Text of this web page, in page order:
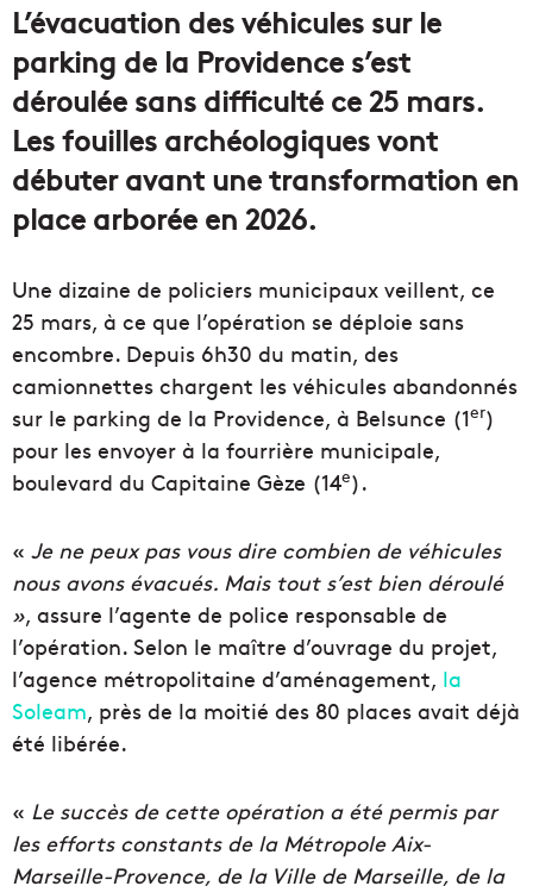
L’évacuation des véhicules sur le
parking de la Providence s’est
déroulée sans difficulté ce 25 mars.
Les fouilles archéologiques vont
débuter avant une transformation en
place arborée en 2026.
Une dizaine de policiers municipaux veillent, ce
25 mars, à ce que l’opération se déploie sans
encombre. Depuis 6h30 du matin, des
camionnettes chargent les véhicules abandonnés
sur le parking de la Providence, à Belsunce (1er)
pour les envoyer à la fourrière municipale,
boulevard du Capitaine Gèze (14e).
« Je ne peux pas vous dire combien de véhicules
nous avons évacués. Mais tout s’est bien déroulé
», assure l’agente de police responsable de
l’opération. Selon le maître d’ouvrage du projet,
l’agence métropolitaine d’aménagement, la
Soleam, près de la moitié des 80 places avait déjà
été libérée.
« Le succès de cette opération a été permis par
les efforts constants de la Métropole Aix-
Marseille-Provence, de la Ville de Marseille, de la